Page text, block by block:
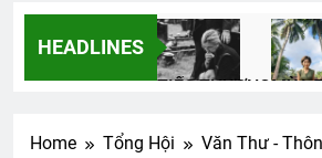
HEADLINES
TIẾC THƯƠNGMÙA
Home Tổng Hội
Văn Thư -